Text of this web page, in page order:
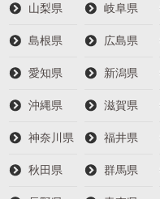
山梨県 岐阜県
島根県 広島県
愛知県 新潟県
沖縄県 滋賀県
神奈川県 福井県
秋田県 群馬県